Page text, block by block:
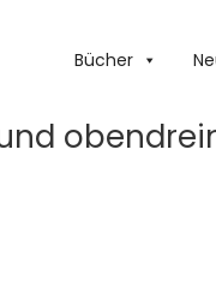
Bücher